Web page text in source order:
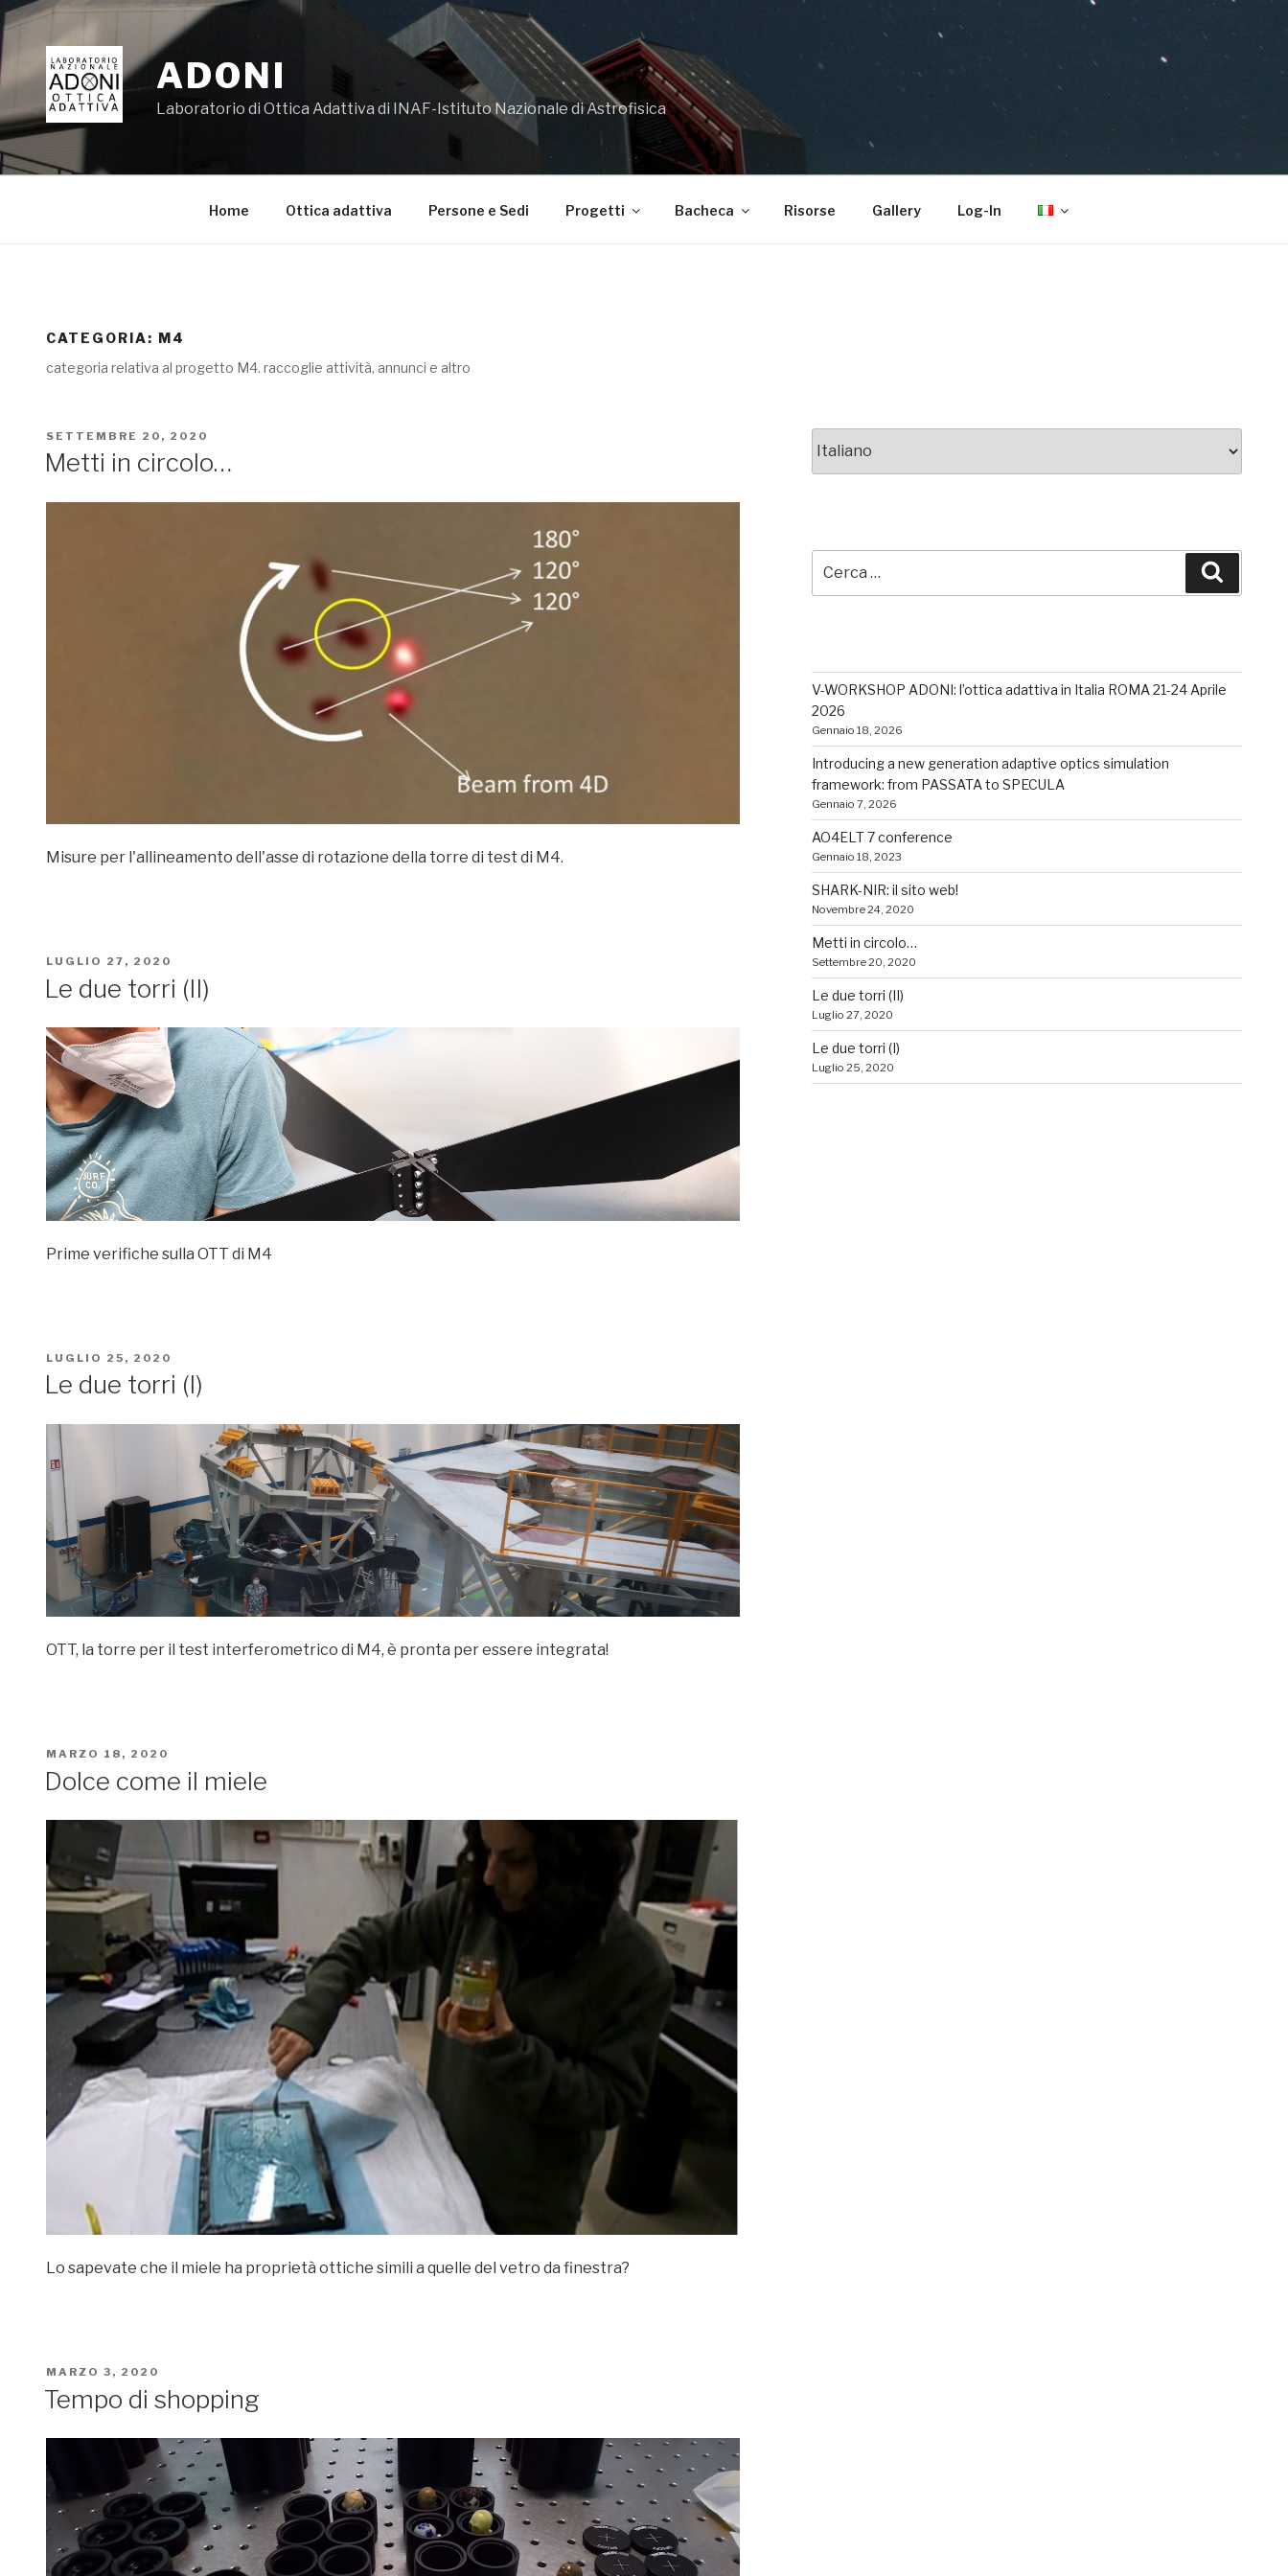
Salta
al
contenuto
ADONI
Laboratorio di Ottica Adattiva di INAF-Istituto Nazionale di Astrofisica
Home Ottica adattiva Persone e Sedi Progetti Bacheca Risorse Gallery Log-In
CATEGORIA: M4
categoria relativa al progetto M4. raccoglie attività, annunci e altro
PUBBLICATO
IL
SETTEMBRE 20, 2020
Metti in circolo…
Misure per l'allineamento dell'asse di rotazione della torre di test di M4.
PUBBLICATO
IL
LUGLIO 27, 2020
Le due torri (II)
Prime verifiche sulla OTT di M4
PUBBLICATO
IL
LUGLIO 25, 2020
Le due torri (I)
OTT, la torre per il test interferometrico di M4, è pronta per essere integrata!
PUBBLICATO
IL
MARZO 18, 2020
Dolce come il miele
Lo sapevate che il miele ha proprietà ottiche simili a quelle del vetro da finestra?
PUBBLICATO
IL
MARZO 3, 2020
Tempo di shopping
una
V-WORKSHOP ADONI: l’ottica adattiva in Italia ROMA 21-24 Aprile
2026
Gennaio 18, 2026
Introducing a new generation adaptive optics simulation
framework: from PASSATA to SPECULA
Gennaio 7, 2026
AO4ELT 7 conference
Gennaio 18, 2023
SHARK-NIR: il sito web!
Novembre 24, 2020
Metti in circolo…
Settembre 20, 2020
Le due torri (II)
Luglio 27, 2020
Le due torri (I)
Luglio 25, 2020